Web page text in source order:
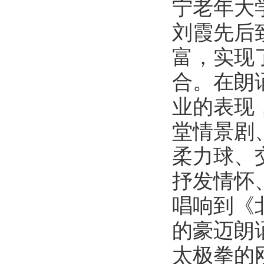
宁老年大
刘霞先后
富，实现
合。在朗
业的表现
堂情景剧
柔力球、
抒发情怀
唱响到《
的豪迈朗
太极拳的